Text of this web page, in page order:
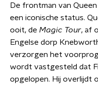
De frontman van
een iconische status.
ooit, de Magic Tour, af
Engelse dorp
verzorgen het
wordt vastgesteld dat
opgelopen. Hij overlijdt